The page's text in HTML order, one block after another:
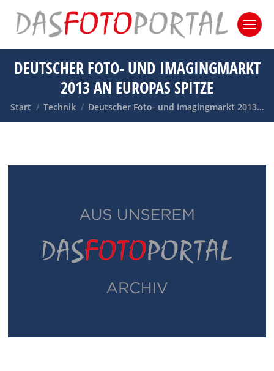
DEUTSCHER FOTO- UND IMAGINGMARKT
2013 AN EUROPAS SPITZE
Sie befinden sich hier:
Start Technik Deutscher Foto- und Imagingmarkt 2013…